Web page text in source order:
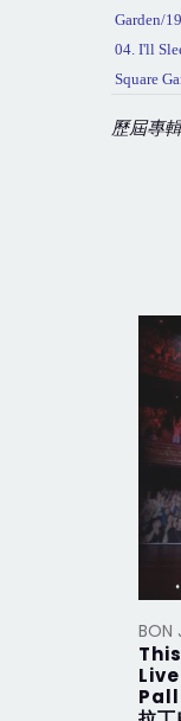
Garden/
04. I'll
Square
歷屆專輯
BON